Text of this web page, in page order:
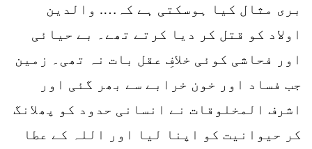
بری مثال کیا ہوسکتی ہے کہ…. والدین
اولاد کو قتل کر دیا کرتے تھے۔ بے حیائی
اور فحاشی کوئی خلافِ عقل بات نہ تھی۔ زمین
جب فساد اور خون خرابے سے بھر گئی اور
اشرف المخلوقات نے انسانی حدود کو پھلانگ
کر حیوانیت کو اپنا لیا اور اللہ کے عطا